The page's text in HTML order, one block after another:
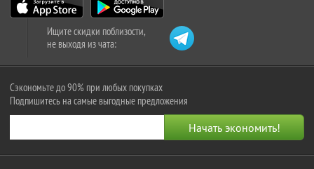
Ищите скидки поблизости,
не выходя из чата:
Сэкономьте до 90% при любых покупках
Подпишитесь на самые выгодные предложения